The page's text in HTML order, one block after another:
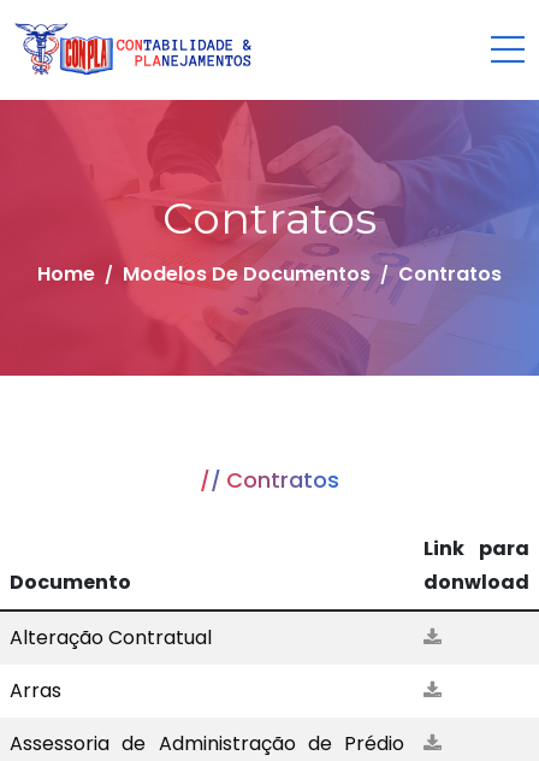
Contratos
Home Modelos De Documentos Contratos
Contratos
Documento
Link para
donwload
Alteração Contratual
Arras
Assessoria de Administração de Prédio